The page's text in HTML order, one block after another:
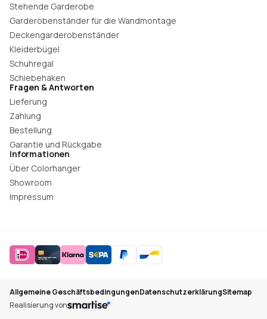
Stehende Garderobe
Garderobenständer für die Wandmontage
Deckengarderobenständer
Kleiderbügel
Schuhregal
Schiebehaken
Fragen & Antworten
Lieferung
Zahlung
Bestellung
Garantie und Rückgabe
Informationen
Über Colorhanger
Showroom
Impressum
Allgemeine GeschäftsbedingungenDatenschutzerklärungSitemap
Realisierung von